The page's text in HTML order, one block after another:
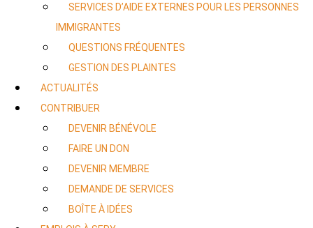
SERVICES D’AIDE EXTERNES POUR LES PERSONNES
IMMIGRANTES
QUESTIONS FRÉQUENTES
GESTION DES PLAINTES
ACTUALITÉS
CONTRIBUER
DEVENIR BÉNÉVOLE
FAIRE UN DON
DEVENIR MEMBRE
DEMANDE DE SERVICES
BOÎTE À IDÉES